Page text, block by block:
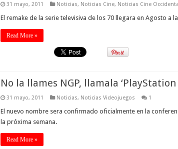
31 mayo, 2011 Noticias, Noticias Cine, Noticias Cine
El remake de la serie televisiva de los 70 llegara en Agosto a
Read More »
No la llames NGP, llamala ‘PlayStation
31 mayo, 2011 Noticias, Noticias Videojuegos 1
El nuevo nombre sera confirmado oficialmente en la
la próxima semana.
Read More »